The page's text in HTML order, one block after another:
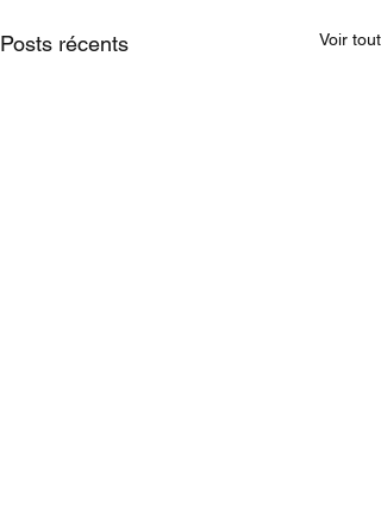
Posts récents Voir tout